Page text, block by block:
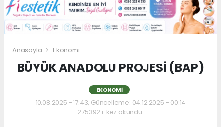
Anasayfa Ekonomi
BÜYÜK ANADOLU PROJESİ (BAP)
EKONOMI
10.08.2025 - 17:43, Güncelleme: 04.12.2025 - 00:14
275392+ kez okundu.